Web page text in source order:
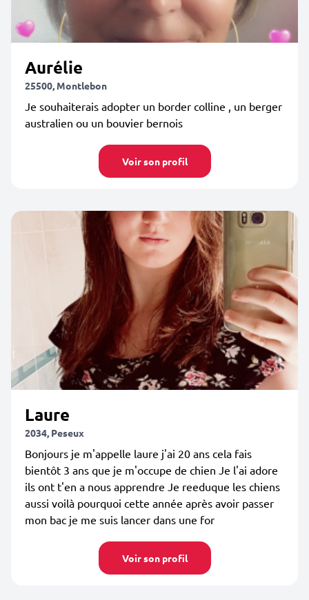
Aurélie
25500, Montlebon
Je souhaiterais adopter un border colline , un berger
australien ou un bouvier bernois
Voir son profil
Laure
2034, Peseux
Bonjours je m'appelle laure j'ai 20 ans cela fais
bientôt 3 ans que je m'occupe de chien Je l'ai adore
ils ont t'en a nous apprendre Je reeduque les chiens
aussi voilà pourquoi cette année après avoir passer
mon bac je me suis lancer dans une for
Voir son profil